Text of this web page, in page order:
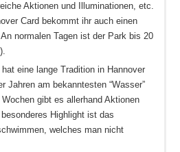
Aktionen und Illuminationen, etc.
Card bekommt ihr auch einen
normalen Tagen ist der Park bis 20
eine lange Tradition in Hannover
Jahren am bekanntesten “Wasser”
gibt es allerhand Aktionen
Highlight ist das
welches man nicht